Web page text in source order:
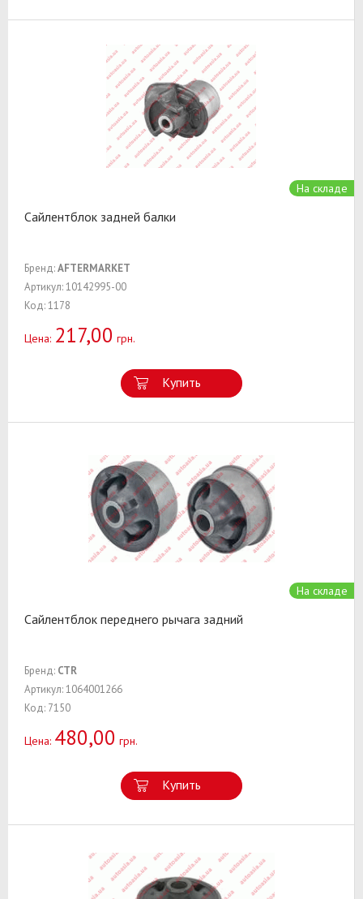
На складе
Сайлентблок задней балки
Бренд:AFTERMARKET
Артикул: 10142995-00
Код: 1178
Цена: 217,00 грн.
Купить
На складе
Сайлентблок переднего рычага задний
Бренд: CTR
Артикул: 1064001266
Код: 7150
Цена: 480,00 грн.
Купить